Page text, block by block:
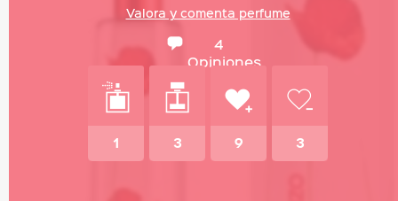
Valora y comenta perfume
4
Opiniones
1 3 9 3